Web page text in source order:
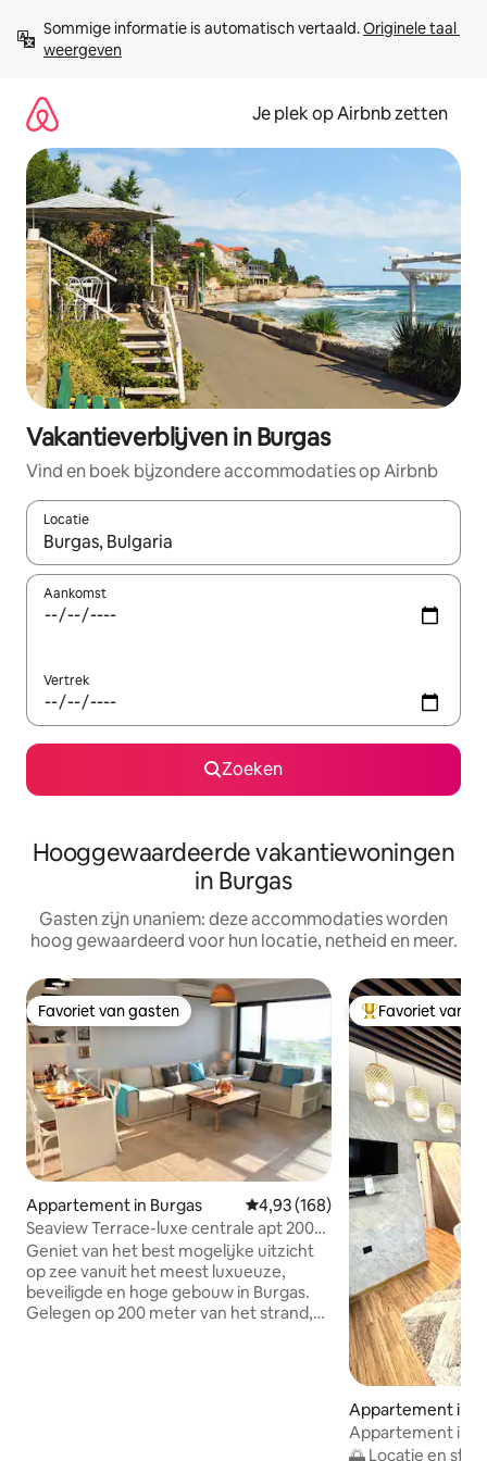
direct
naar
Sommige informatie is automatisch vertaald. Originele taal
weergeven
Je plek op Airbnb zetten
Vakantieverblijven in Burgas
Vind en boek bijzondere accommodaties op Airbnb
Locatie
Wanneer er resultaten beschikbaar zijn, maak je een keuze
Aankomst
Vertrek
Zoeken
Hooggewaardeerde vakantiewoningen
in Burgas
Gasten zijn unaniem: deze accommodaties worden
hoog gewaardeerd voor hun locatie, netheid en meer.
Favoriet van gasten
Favoriet van gasten
Appartement in Burgas Gemiddelde beoordeling van
4,93 (168)
Seaview Terrace-luxe centrale apt 200m
van het strand
Geniet van het best mogelijke uitzicht
op zee vanuit het meest luxueuze,
beveiligde en hoge gebouw in Burgas.
Gelegen op 200 meter van het strand,
Topfavoriet van
Favoriet van
Appartement in
Appartement in
🌅 Locatie en